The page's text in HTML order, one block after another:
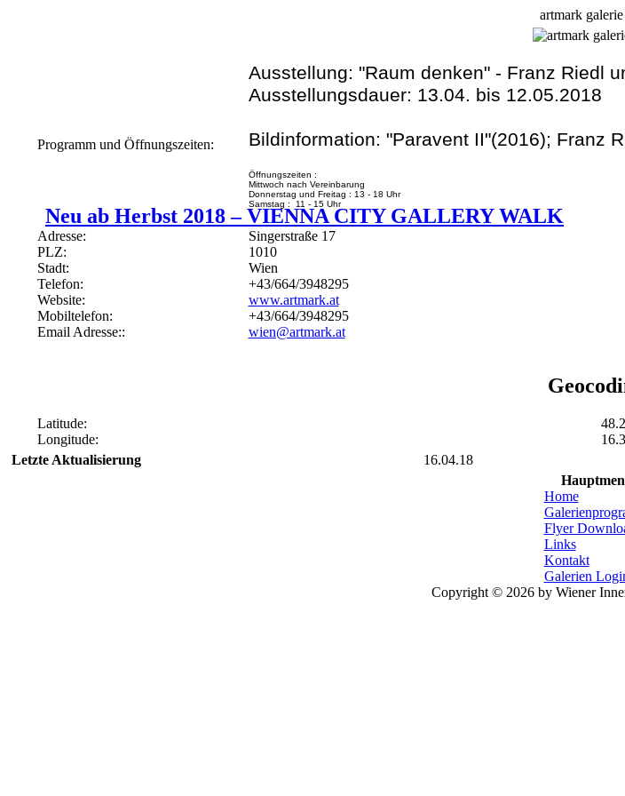
Neu ab Herbst 2018 –VIENNA CITY GALLERY WALK
artmark
Programm und Öffnungszeiten:
Ausstellung: "Raum denken" - Franz Riedl
Ausstellungsdauer: 13.04. bis 12.05.2018
Bildinformation: "Paravent II"(2016); Franz
Öffnungszeiten :
Mittwoch nach Vereinbarung
Donnerstag und Freitag : 13 - 18 Uhr
Samstag : 11 - 15 Uhr
Adresse:
Singerstraße 17
PLZ:
1010
Stadt:
Wien
Telefon:
+43/664/3948295
Website:
www.artmark.at
Mobiltelefon:
+43/664/3948295
Email Adresse::
wien@artmark.at
Latitude:
Longitude:
Letzte Aktualisierung
16.04.18
Home
Flyer
Links
Kontakt
Galerien
Copyright © 2026 by Wiener